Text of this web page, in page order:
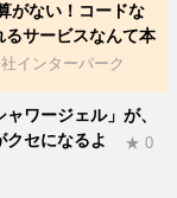
がない！コードな
るサービスなんて本
インターパーク
ワージェル」が、
クセになるよ
★ 0